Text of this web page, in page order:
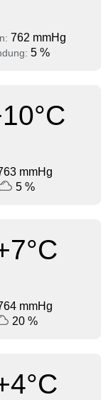
762 mmHg
5 %
mmHg
5 %
mmHg
20 %